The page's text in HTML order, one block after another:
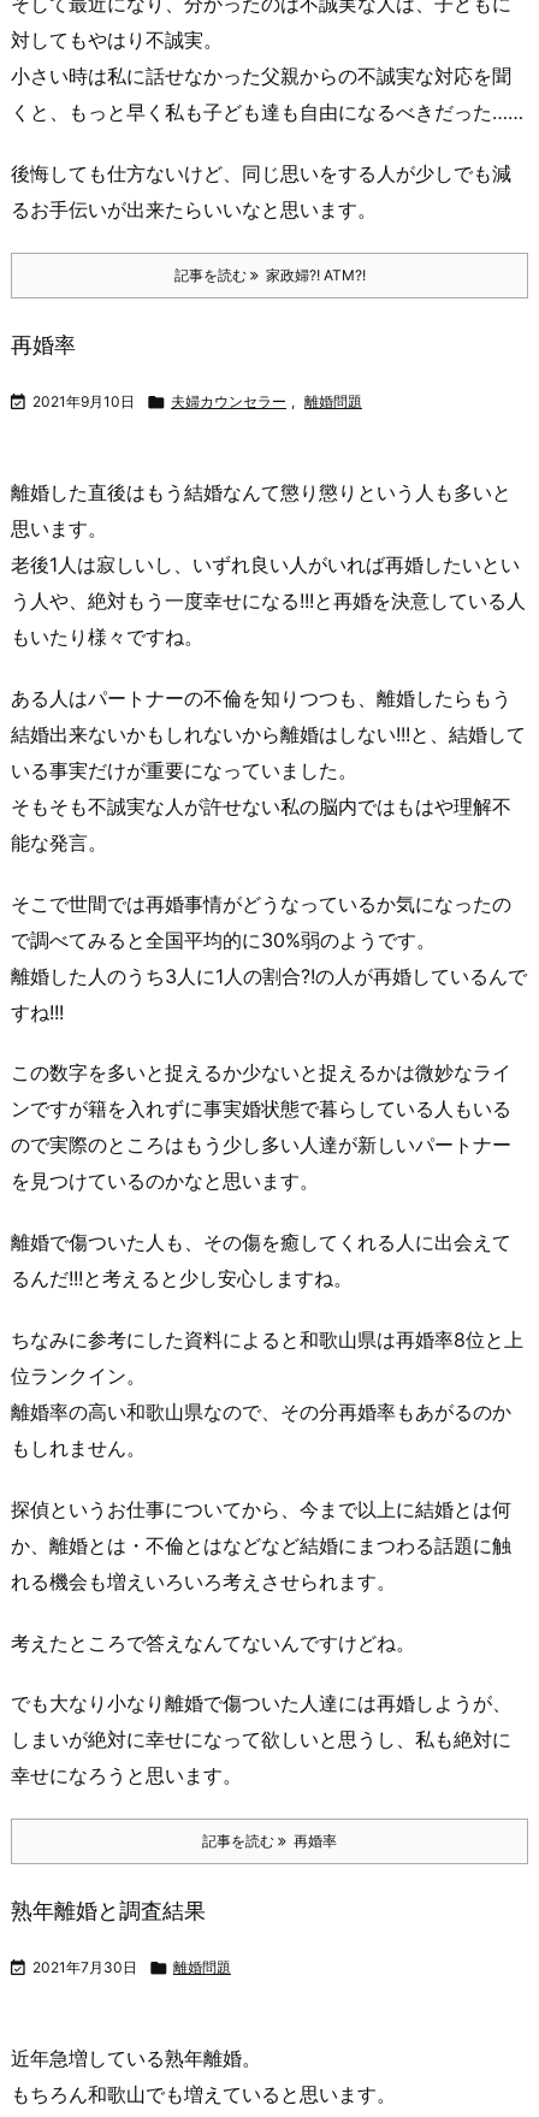
対してもやはり不誠実。
小さい時は私に話せなかった父親からの不誠実な対応を聞
くと、もっと早く私も子ども達も自由になるべきだった……
後悔しても仕方ないけど、同じ思いをする人が少しでも減
るお手伝いが出来たらいいなと思います。
記事を読む 家政婦?! ATM?!
再婚率
 2021年9月10日  夫婦カウンセラー , 離婚問題
離婚した直後はもう結婚なんて懲り懲りという人も多いと
思います。
老後1人は寂しいし、いずれ良い人がいれば再婚したいとい
う人や、絶対もう一度幸せになる!!!と再婚を決意している人
もいたり様々ですね。
ある人はパートナーの不倫を知りつつも、離婚したらもう
結婚出来ないかもしれないから離婚はしない!!!と、結婚して
いる事実だけが重要になっていました。
そもそも不誠実な人が許せない私の脳内ではもはや理解不
能な発言。
そこで世間では再婚事情がどうなっているか気になったの
で調べてみると全国平均的に30%弱のようです。
離婚した人のうち3人に1人の割合?!の人が再婚しているんで
すね!!!
この数字を多いと捉えるか少ないと捉えるかは微妙なライ
ンですが籍を入れずに事実婚状態で暮らしている人もいる
ので実際のところはもう少し多い人達が新しいパートナー
を見つけているのかなと思います。
離婚で傷ついた人も、その傷を癒してくれる人に出会えて
るんだ!!!と考えると少し安心しますね。
ちなみに参考にした資料によると和歌山県は再婚率8位と上
位ランクイン。
離婚率の高い和歌山県なので、その分再婚率もあがるのか
もしれません。
探偵というお仕事についてから、今まで以上に結婚とは何
か、離婚とは・不倫とはなどなど結婚にまつわる話題に触
れる機会も増えいろいろ考えさせられます。
考えたところで答えなんてないんですけどね。
でも大なり小なり離婚で傷ついた人達には再婚しようが、
しまいが絶対に幸せになって欲しいと思うし、私も絶対に
幸せになろうと思います。
記事を読む 再婚率
熟年離婚と調査結果
 2021年7月30日  離婚問題
近年急増している熟年離婚。
もちろん和歌山でも増えていると思います。